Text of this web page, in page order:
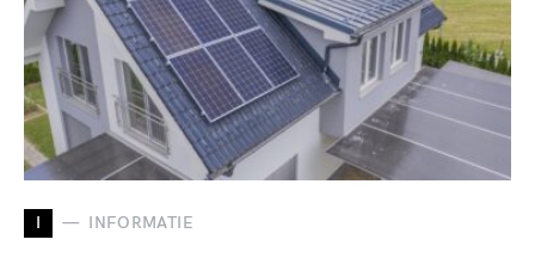
I INFORMATIE